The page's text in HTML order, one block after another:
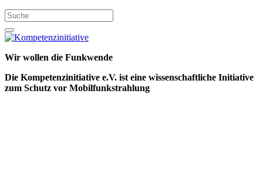
Wir wollen die Funkwende
Die Kompetenzinitiative e.V. ist eine wissenschaftliche Initiative
zum Schutz vor Mobilfunkstrahlung